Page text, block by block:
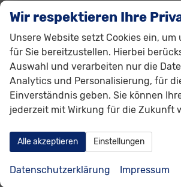
Anhängerkupplung
Elektrische Heckklappe,
betätigt
Scheiben, Verglasung
Räder & Technik
Antriebsachse
Bremsen
Fahrwerk- und Regelungssysteme
Wir respektieren Ihre
Unsere Website setzt Cookies ein, um
für Sie bereitzustellen. Hierbei
Auswahl und verarbeiten nur die
Analytics und Personalisierung, für
Einverständnis geben. Sie können
jederzeit mit Wirkung für die Zukunft
Alle akzeptieren Einstellungen
Datenschutzerklärung Impressum